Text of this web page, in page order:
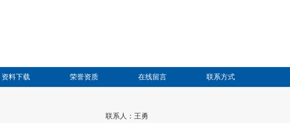
资料下载 荣誉资质 在线留言 联系方式
联系人：王勇